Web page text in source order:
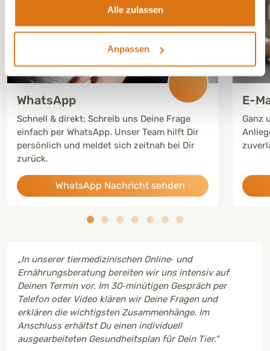
Alle zulassen
Anpassen
WhatsApp
Schnell & direkt: Schreib uns Deine Frage
einfach per WhatsApp. Unser Team hilft Dir
persönlich und meldet sich zeitnah bei Dir
zurück.
WhatsApp Nachricht senden
E-
Ganz
„In unserer tiermedizinischen Online‑ und
Ernährungsberatung bereiten wir uns intensiv auf
Deinen Termin vor. Im 30‑minütigen Gespräch per
Telefon oder Video klären wir Deine Fragen und
erklären die wichtigsten Zusammenhänge. Im
Anschluss erhältst Du einen individuell
ausgearbeiteten Gesundheitsplan für Dein Tier.“